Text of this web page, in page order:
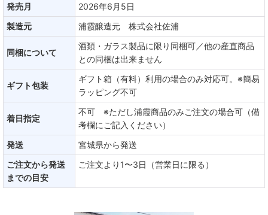
発売月
2026年6月5日
製造元
浦霞醸造元 株式会社佐浦
同梱について
酒類・ガラス製品に限り同梱可／他の産直商品
との同梱は出来ません
ギフト包装
ギフト箱（有料）利用の場合のみ対応可。※簡易
ラッピング不可
着日指定
不可 ※ただし浦霞商品のみご注文の場合可（備
考欄にご記入ください）
発送
宮城県から発送
ご注文から発送
までの目安
ご注文より1〜3日（営業日に限る）